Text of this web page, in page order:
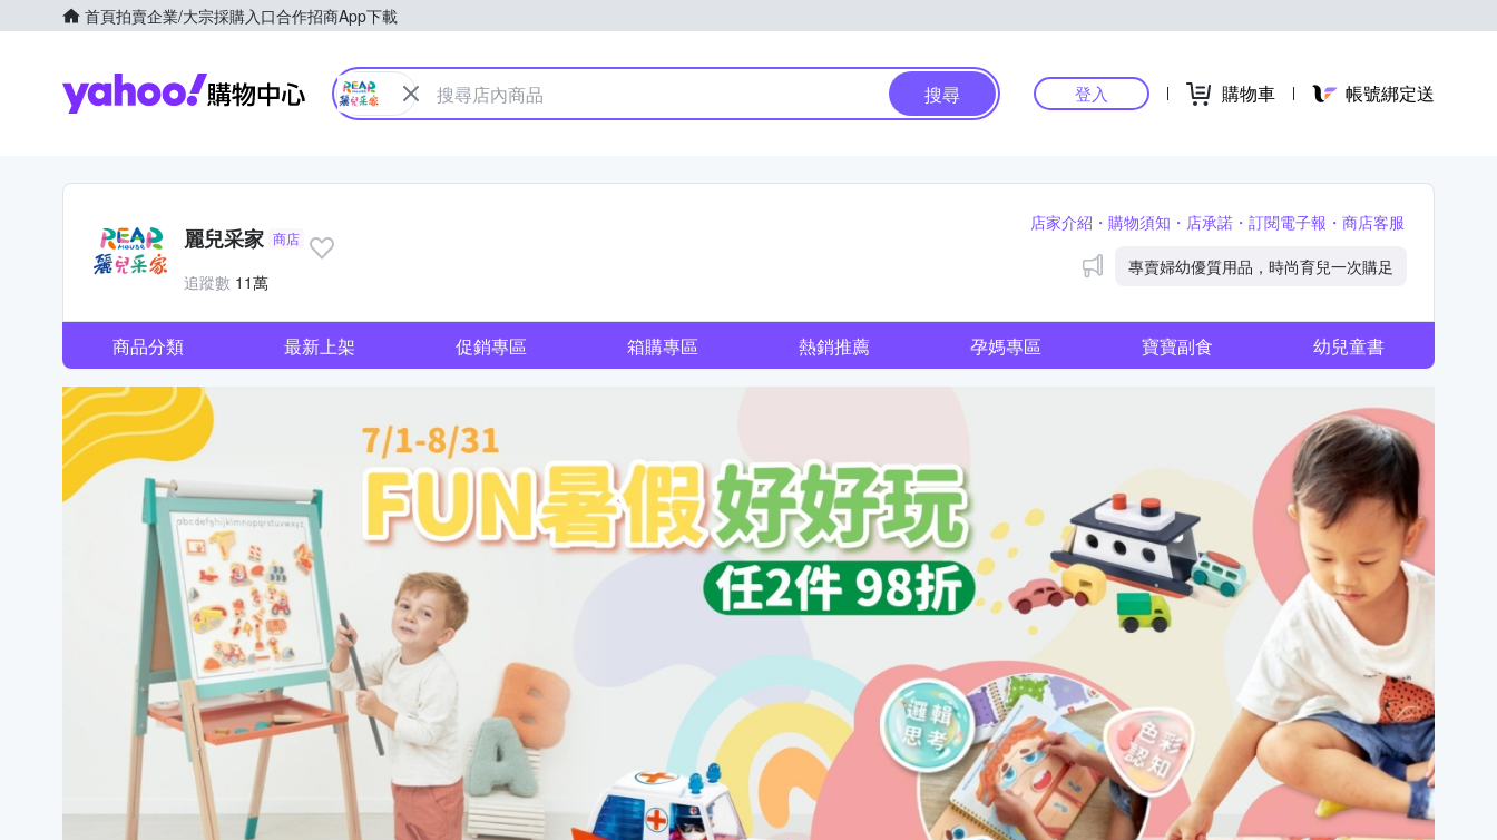
首頁拍賣企業/大宗採購入口合作招商App下載
Yahoo購物中心
搜尋 登入 購物車 帳號綁定送
麗兒采家 商店
追蹤數 11萬
店家介紹 購物須知 店承諾 訂閱電子報
商店客服
公告專賣婦幼優質用品，時尚育兒一次購足
商品分類 最新上架 促銷專區 箱購專區 熱銷推薦 孕媽專區 寶寶副食 幼兒童書